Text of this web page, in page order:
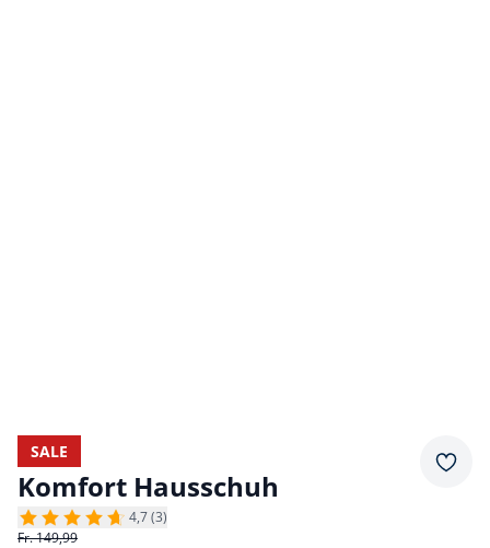
SALE
Komfort Hausschuh
4,7 (3)
Fr. 149,99